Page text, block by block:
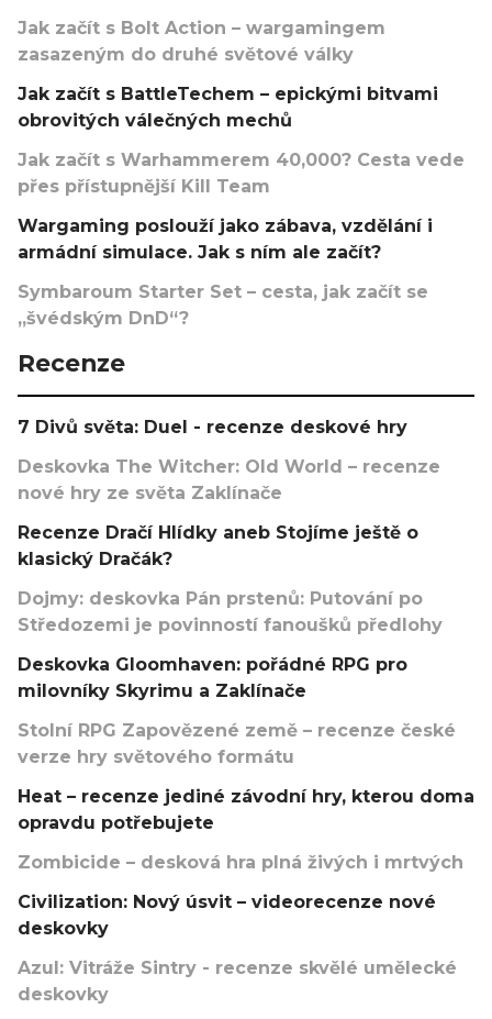
Jak začít s Bolt Action – wargamingem
zasazeným do druhé světové války
Jak začít s BattleTechem – epickými bitvami
obrovitých válečných mechů
Jak začít s Warhammerem 40,000? Cesta vede
přes přístupnější Kill Team
Wargaming poslouží jako zábava, vzdělání i
armádní simulace. Jak s ním ale začít?
Symbaroum Starter Set – cesta, jak začít se
„švédským DnD“?
Recenze
7 Divů světa: Duel - recenze deskové hry
Deskovka The Witcher: Old World – recenze
nové hry ze světa Zaklínače
Recenze Dračí Hlídky aneb Stojíme ještě o
klasický Dračák?
Dojmy: deskovka Pán prstenů: Putování po
Středozemi je povinností fanoušků předlohy
Deskovka Gloomhaven: pořádné RPG pro
milovníky Skyrimu a Zaklínače
Stolní RPG Zapovězené země – recenze české
verze hry světového formátu
Heat – recenze jediné závodní hry, kterou doma
opravdu potřebujete
Zombicide – desková hra plná živých i mrtvých
Civilization: Nový úsvit – videorecenze nové
deskovky
Azul: Vitráže Sintry - recenze skvělé umělecké
deskovky